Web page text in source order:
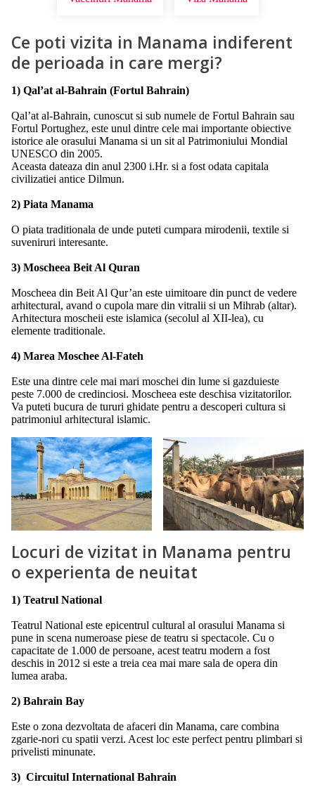
Ce poti vizita in Manama indiferent
de perioada in care mergi?
1) Qal’at al-Bahrain (Fortul Bahrain)
Qal’at al-Bahrain, cunoscut si sub numele de Fortul Bahrain sau
Fortul Portughez, este unul dintre cele mai importante obiective
istorice ale orasului Manama si un sit al Patrimoniului Mondial
UNESCO din 2005.
Aceasta dateaza din anul 2300 i.Hr. si a fost odata capitala
civilizatiei antice Dilmun.
2) Piata Manama
O piata traditionala de unde puteti cumpara mirodenii, textile si
suveniruri interesante.
3) Moscheea Beit Al Quran
Moscheea din Beit Al Qur’an este uimitoare din punct de vedere
arhitectural, avand o cupola mare din vitralii si un Mihrab (altar).
Arhitectura moscheii este islamica (secolul al XII-lea), cu
elemente traditionale.
4) Marea Moschee Al-Fateh
Este una dintre cele mai mari moschei din lume si gazduieste
peste 7.000 de credinciosi. Moscheea este deschisa vizitatorilor.
Va puteti bucura de tururi ghidate pentru a descoperi cultura si
patrimoniul arhitectural islamic.
Locuri de vizitat in Manama pentru
o experienta de neuitat
1) Teatrul National
Teatrul National este epicentrul cultural al orasului Manama si
pune in scena numeroase piese de teatru si spectacole. Cu o
capacitate de 1.000 de persoane, acest teatru modern a fost
deschis in 2012 si este a treia cea mai mare sala de opera din
lumea araba.
2) Bahrain Bay
Este o zona dezvoltata de afaceri din Manama, care combina
zgarie-nori cu spatii verzi. Acest loc este perfect pentru plimbari si
privelisti minunate.
3) Circuitul International Bahrain